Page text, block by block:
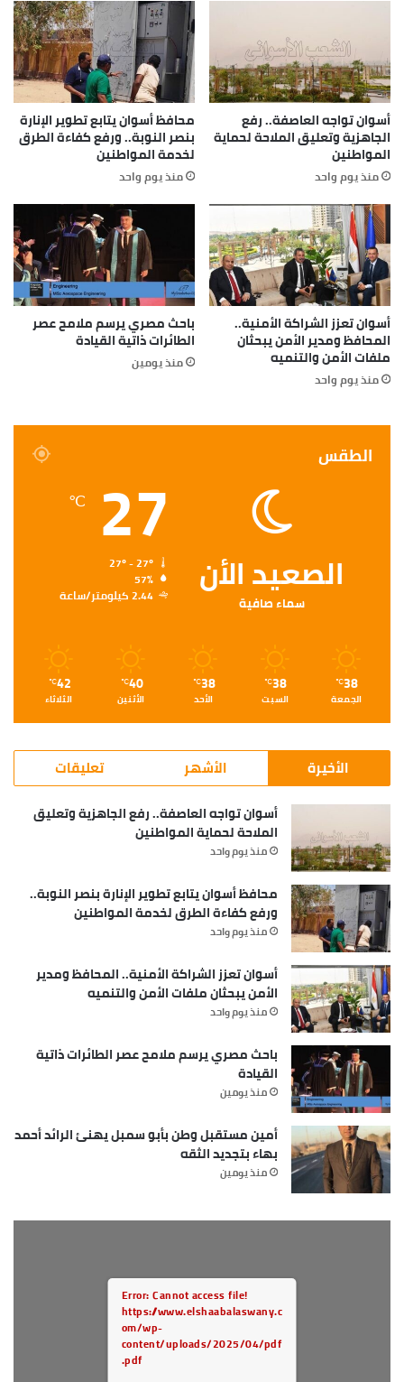
أسوان تواجه العاصفة.. رفع
الجاهزية وتعليق الملاحة لحماية
المواطنين
منذ يوم واحد
محافظ أسوان يتابع تطوير الإنارة
بنصر النوبة.. ورفع كفاءة الطرق
لخدمة المواطنين
منذ يوم واحد
أسوان تعزز الشراكة الأمنية..
المحافظ ومدير الأمن يبحثان
ملفات الأمن والتنميه
منذ يوم واحد
باحث مصري يرسم ملامح عصر
الطائرات ذاتية القيادة
منذ يومين
الطقس
الصعيد الأن
سماء صافية
27
℃
57%
2.44 كيلومتر/ساعة
38
℃
الجمعة
38
℃
السبت
38
℃
الأحد
40
℃
الأثنين
42
℃
الثلاثاء
الأخيرة الأشهر تعليقات
أسوان تواجه العاصفة.. رفع الجاهزية وتعليق
الملاحة لحماية المواطنين
منذ يوم واحد
محافظ أسوان يتابع تطوير الإنارة بنصر النوبة..
ورفع كفاءة الطرق لخدمة المواطنين
منذ يوم واحد
أسوان تعزز الشراكة الأمنية.. المحافظ ومدير
الأمن يبحثان ملفات الأمن والتنميه
منذ يوم واحد
باحث مصري يرسم ملامح عصر الطائرات ذاتية
القيادة
منذ يومين
أمين مستقبل وطن بأبو سمبل يهنئ الرائد أحمد
بهاء بتجديد الثقه
منذ يومين
Error: Cannot access file!
https://www.elshaabalaswany.c
om/wp-
content/uploads/2025/04/pdf
.pdf